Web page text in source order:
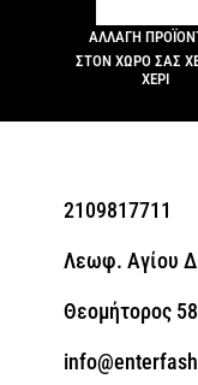
ΑΛΛΑΓΗ
ΣΤΟΝ ΧΩΡΟ ΣAΣ
ΧΕΡΙ
2109817711
Λεωφ. Αγίου
Θεομήτορος